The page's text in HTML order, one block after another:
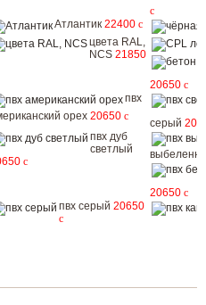
c
Атлантик 22400 c
цвета RAL,
NCS 21850
20650 c
пвх
орех 20650 c
серый
пвх дуб
светлый
c
20650 c
пвх серый 20650
c